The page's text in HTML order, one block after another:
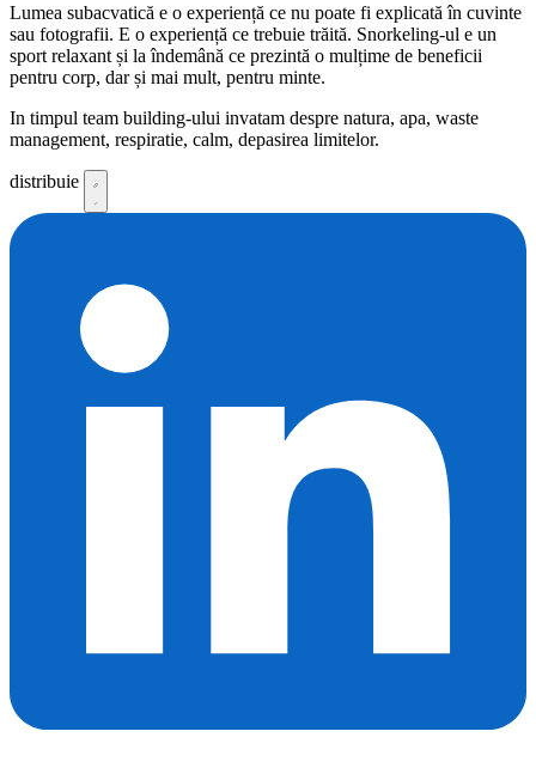
Lumea subacvatică e o experiență ce nu poate fi explicată în cuvinte
sau fotografii. E o experiență ce trebuie trăită. Snorkeling-ul e un
sport relaxant și la îndemână ce prezintă o mulțime de beneficii
pentru corp, dar și mai mult, pentru minte.
In timpul team building-ului invatam despre natura, apa, waste
management, respiratie, calm, depasirea limitelor.
distribuie